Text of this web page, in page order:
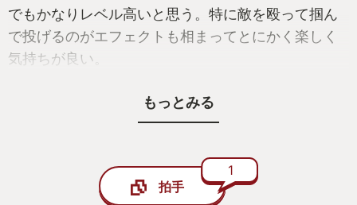
でもかなりレベル高いと思う。特に敵を殴って掴ん
で投げるのがエフェクトも相まってとにかく楽しく
気持ちが良い。
全体の世界観やステージ、ボスの挙動、BGMの曲調
等随所にロックマンシリーズ（X・ゼロの要素も多
ン愛を強く感じます。
ロックマン風のゲームは数あれど、これほどまでの
もっとみる
拍手
1